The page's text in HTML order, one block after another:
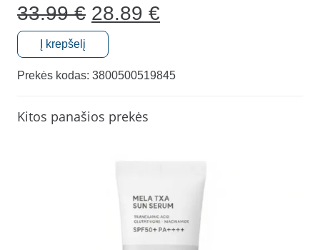
33.99€ Original
price
was:
33.99 €.
28.89 €
price
28.89 €.
produkto
kiekis:
aliejus
Į krepšelį
Prekės kodas: 3800500519845
Kitos panašios prekės